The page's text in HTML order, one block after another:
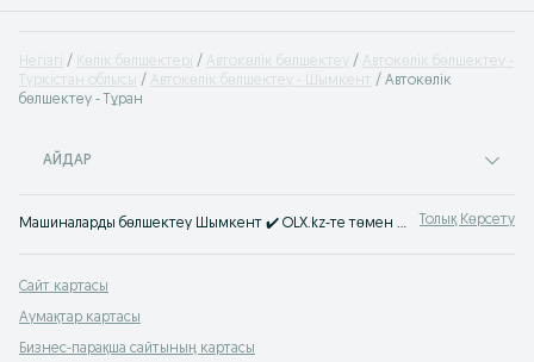
Негізгі Көлік бөлшектері Автокөлік бөлшектеу
Автокөлік бөлшектеу -
Түркістан облысы
Автокөлік бөлшектеу - Шымкент
Автокөлік
бөлшектеу - Тұран
АЙДАР
Машиналарды бөлшектеу Шымкент ✔️ OLX.kz-те төмен бағамен автобөлшектеу! ⭐ Б/п машинаны бөлшектеуге тапсыру OLX.kz-те! Толық Көрсету
Сайт картасы
Аумақтар картасы
Бизнес-парақша сайтының картасы